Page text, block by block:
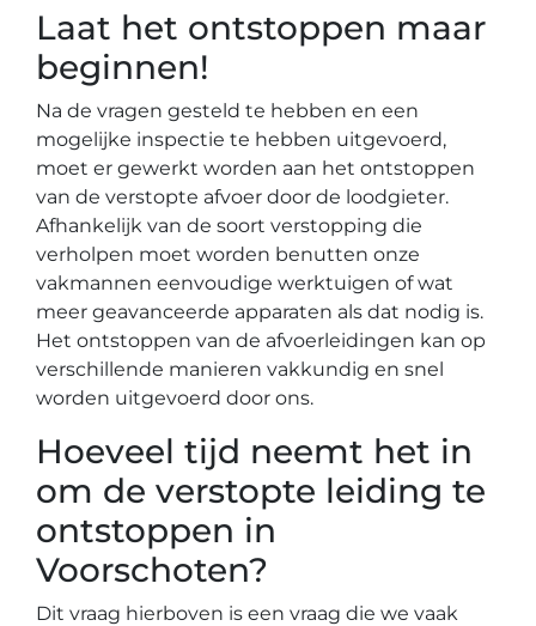
Laat het ontstoppen maar
beginnen!
Na de vragen gesteld te hebben en een
mogelijke inspectie te hebben uitgevoerd,
moet er gewerkt worden aan het ontstoppen
van de verstopte afvoer door de loodgieter.
Afhankelijk van de soort verstopping die
verholpen moet worden benutten onze
vakmannen eenvoudige werktuigen of wat
meer geavanceerde apparaten als dat nodig is.
Het ontstoppen van de afvoerleidingen kan op
verschillende manieren vakkundig en snel
worden uitgevoerd door ons.
Hoeveel tijd neemt het in
om de verstopte leiding te
ontstoppen in
Voorschoten?
Dit vraag hierboven is een vraag die we vaak